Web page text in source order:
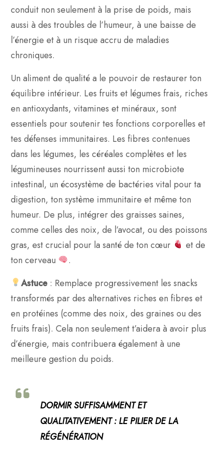
conduit non seulement à la prise de poids, mais
aussi à des troubles de l’humeur, à une baisse de
l’énergie et à un risque accru de maladies
chroniques.
Un aliment de qualité a le pouvoir de restaurer ton
équilibre intérieur. Les fruits et légumes frais, riches
en antioxydants, vitamines et minéraux, sont
essentiels pour soutenir tes fonctions corporelles et
tes défenses immunitaires. Les fibres contenues
dans les légumes, les céréales complètes et les
légumineuses nourrissent aussi ton microbiote
intestinal, un écosystème de bactéries vital pour ta
digestion, ton système immunitaire et même ton
humeur. De plus, intégrer des graisses saines,
comme celles des noix, de l’avocat, ou des poissons
gras, est crucial pour la santé de ton cœur
et de
ton cerveau
.
Astuce: Remplace progressivement les snacks
transformés par des alternatives riches en fibres et
en protéines (comme des noix, des graines ou des
fruits frais). Cela non seulement t’aidera à avoir plus
d’énergie, mais contribuera également à une
meilleure gestion du poids.
DORMIR SUFFISAMMENT ET
QUALITATIVEMENT : LE PILIER DE LA
RÉGÉNÉRATION